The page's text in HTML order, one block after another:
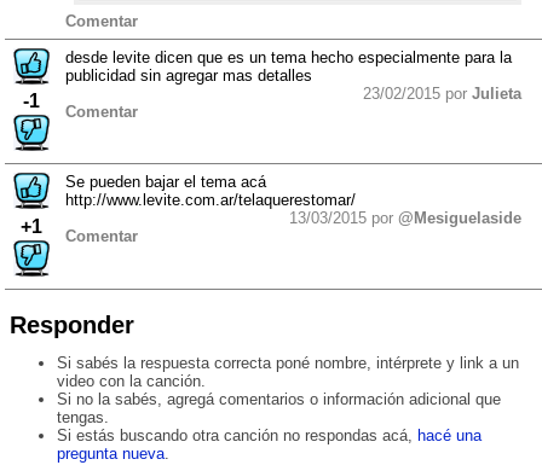
Comentar
-1
desde levite dicen que es un tema hecho especialmente para la
publicidad sin agregar mas detalles
23/02/2015 por Julieta
Comentar
+1
Se pueden bajar el tema acá
http://www.levite.com.ar/telaquerestomar/
13/03/2015 por @Mesiguelaside
Comentar
Responder
Si sabés la respuesta correcta poné nombre, intérprete y link a un
video con la canción.
Si no la sabés, agregá comentarios o información adicional que
tengas.
Si estás buscando otra canción no respondas acá, hacé una
pregunta nueva.